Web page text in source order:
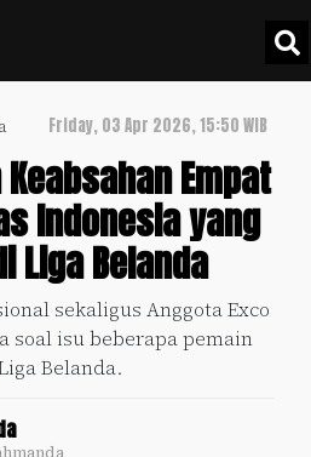
Friday, 03 Apr 2026, 15:50 WIB
Empat
Indonesia yang
Liga Belanda
sekaligus Anggota Exco
soal isu beberapa pemain
Belanda.